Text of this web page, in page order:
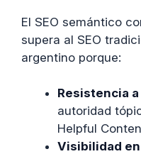
El SEO semántico
supera al SEO
argentino porque:
Resistencia
autoridad
Helpful
Visibilidad